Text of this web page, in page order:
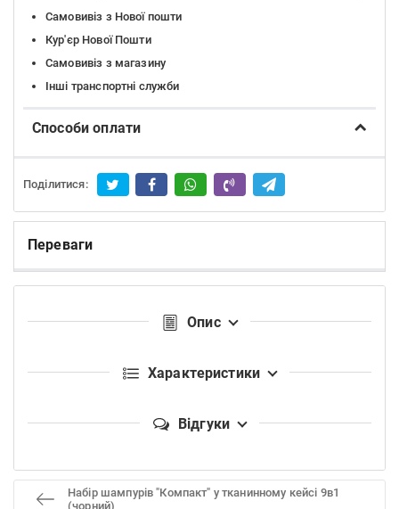
Самовивіз з Нової пошти
Кур'єр Нової Пошти
Самовивіз з магазину
Інші транспортні служби
Способи оплати
Поділитися:
Переваги
Опис
Характеристики
Відгуки
Набір шампурів "Компакт" у тканинному кейсі 9в1
(чорний)